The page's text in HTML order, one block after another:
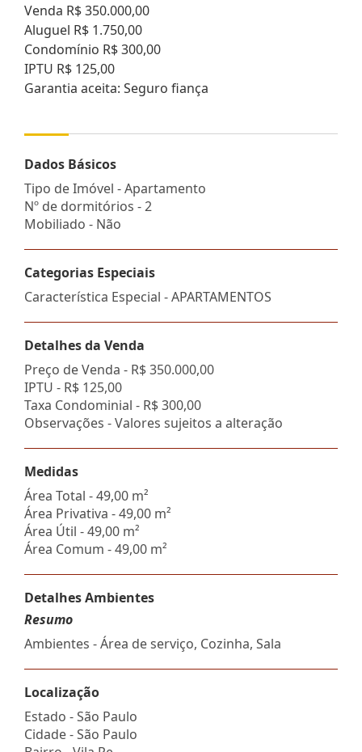
Venda R$ 350.000,00
Aluguel R$ 1.750,00
Condomínio R$ 300,00
IPTU R$ 125,00
Garantia aceita: Seguro fiança
Dados Básicos
Tipo de Imóvel - Apartamento
Nº de dormitórios - 2
Mobiliado - Não
Categorias Especiais
Característica Especial - APARTAMENTOS
Detalhes da Venda
Preço de Venda - R$ 350.000,00
IPTU - R$ 125,00
Taxa Condominial - R$ 300,00
Observações - Valores sujeitos a alteração
Medidas
Área Total - 49,00 m²
Área Privativa - 49,00 m²
Área Útil - 49,00 m²
Área Comum - 49,00 m²
Detalhes Ambientes
Resumo
Ambientes - Área de serviço, Cozinha, Sala
Localização
Estado -São Paulo
Cidade -São Paulo